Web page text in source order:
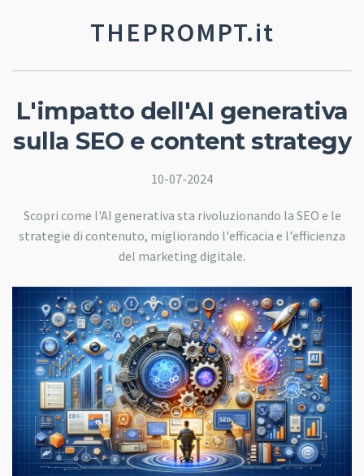
THEPROMPT.it
L'impatto dell'AI generativa
sulla SEO e content strategy
10-07-2024
Scopri come l'AI generativa sta rivoluzionando la SEO e le
strategie di contenuto, migliorando l'efficacia e l'efficienza
del marketing digitale.